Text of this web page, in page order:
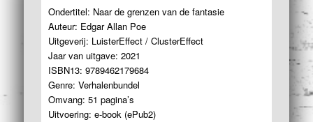
Ondertitel: Naar de grenzen van de fantasie
Auteur: Edgar Allan Poe
Uitgeverij: LuisterEffect / ClusterEffect
Jaar van uitgave: 2021
ISBN13: 9789462179684
Genre: Verhalenbundel
Omvang: 51 pagina’s
Uitvoering: e-book (ePub2)